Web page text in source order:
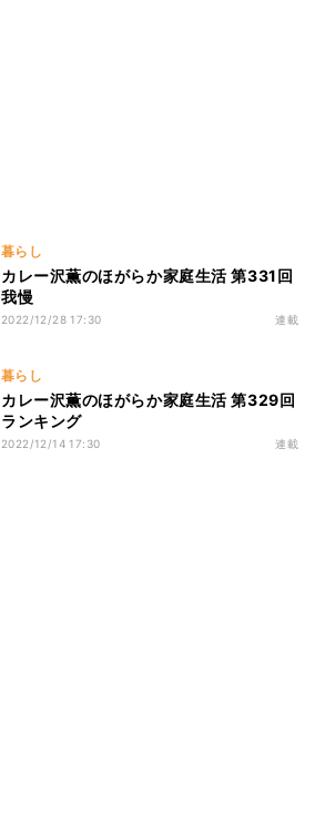
暮らし
カレー沢薫のほがらか家庭生活 第331回
我慢
2022/12/28 17:30 連載
暮らし
カレー沢薫のほがらか家庭生活 第329回
ランキング
2022/12/14 17:30 連載